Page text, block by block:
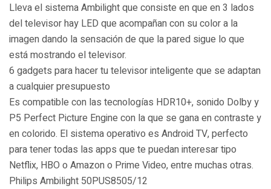
Lleva el sistema Ambilight que consiste en que en 3 lados
del televisor hay LED que acompañan con su color a la
imagen dando la sensación de que la pared sigue lo que
está mostrando el televisor.
6 gadgets para hacer tu televisor inteligente que se adaptan
a cualquier presupuesto
Es compatible con las tecnologías HDR10+, sonido Dolby y
P5 Perfect Picture Engine con la que se gana en contraste y
en colorido. El sistema operativo es Android TV, perfecto
para tener todas las apps que te puedan interesar tipo
Netflix, HBO o Amazon o Prime Video, entre muchas otras.
Philips Ambilight 50PUS8505/12